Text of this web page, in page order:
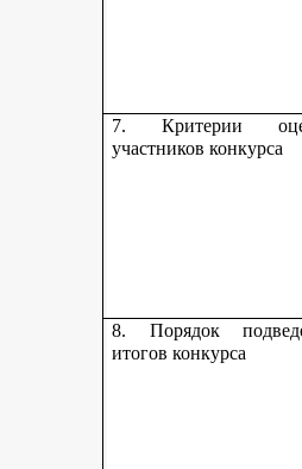
7. Критерии
участников конкурса
8. Порядок
итогов конкурса